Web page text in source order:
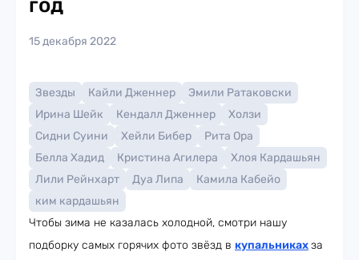
год
15 декабря 2022
Звезды Кайли Дженнер
Эмили Ратаковски
Ирина Шейк
Кендалл Дженнер
Холзи
Сидни Суини
Хейли Бибер
Рита Ора
Белла Хадид
Кристина Агилера
Хлоя Кардашьян
Лили Рейнхарт
Дуа Липа
Камила Кабейо
ким кардашьян
Чтобы зима не казалась холодной, смотри нашу
подборку самых горячих фото звёзд в купальникахза